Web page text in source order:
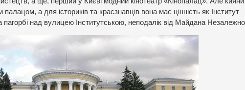
а для істориків та краєзнавців вона має цінність як Інститут
над вулицею Інститутською, неподалік від Майдана